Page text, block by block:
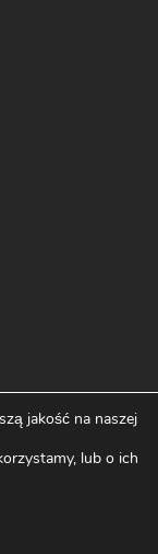
jakość na naszej
lub o ich